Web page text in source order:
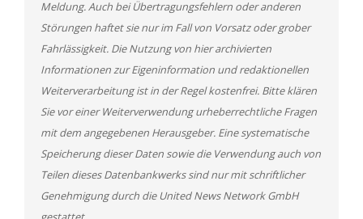
Meldung. Auch bei Übertragungsfehlern oder anderen
Störungen haftet sie nur im Fall von Vorsatz oder grober
Fahrlässigkeit. Die Nutzung von hier archivierten
Informationen zur Eigeninformation und redaktionellen
Weiterverarbeitung ist in der Regel kostenfrei. Bitte klären
Sie vor einer Weiterverwendung urheberrechtliche Fragen
mit dem angegebenen Herausgeber. Eine systematische
Speicherung dieser Daten sowie die Verwendung auch von
Teilen dieses Datenbankwerks sind nur mit schriftlicher
Genehmigung durch die United News Network GmbH